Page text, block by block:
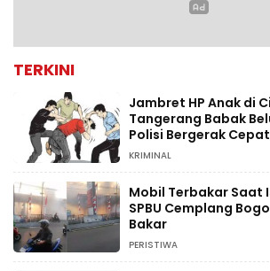
TERKINI
Jambret HP Anak di
Tangerang Babak
Polisi Bergerak Cepat
KRIMINAL
Mobil Terbakar Saat
SPBU Cemplang
Bakar
PERISTIWA